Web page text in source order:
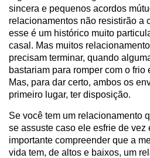
sincera e pequenos acordos
relacionamentos não resistirão a
esse é um histórico muito
casal. Mas muitos
precisam terminar, quando
bastariam para romper com o
Mas, para dar certo, ambos os
primeiro lugar, ter disposição.
Se você tem um relacionamento
se assuste caso ele esfrie de vez
importante compreender que a
vida tem, de altos e baixos, um